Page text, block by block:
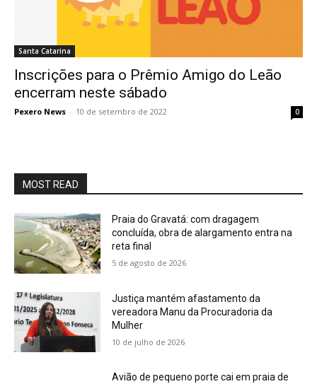
Santa Catarina
Inscrições para o Prêmio Amigo do Leão
encerram neste sábado
Pexero News - 10 de setembro de 2022 0
MOST READ
Praia do Gravatá: com dragagem
concluída, obra de alargamento entra na
reta final
5 de agosto de 2026
Justiça mantém afastamento da
vereadora Manu da Procuradoria da
Mulher
10 de julho de 2026
Avião de pequeno porte cai em praia de